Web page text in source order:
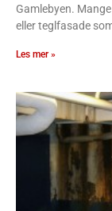
Gamlebyen.
eller teglfasade
Les mer »